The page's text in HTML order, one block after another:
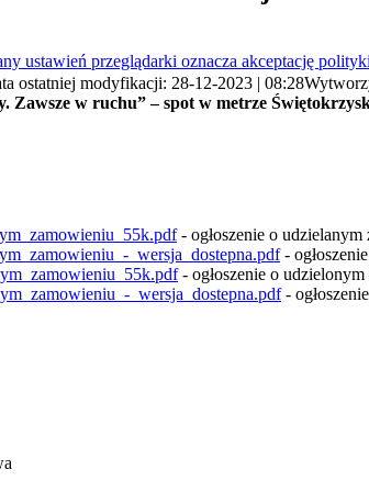
ustawień przeglądarki oznacza akceptację
ostatniej modyfikacji: 28-12-2023 | 08:28
Zawsze w ruchu” – spot w metrze
- ogłoszenie o
_wersja_dostepna.pdf-
- ogłoszenie o
_wersja_dostepna.pdf-